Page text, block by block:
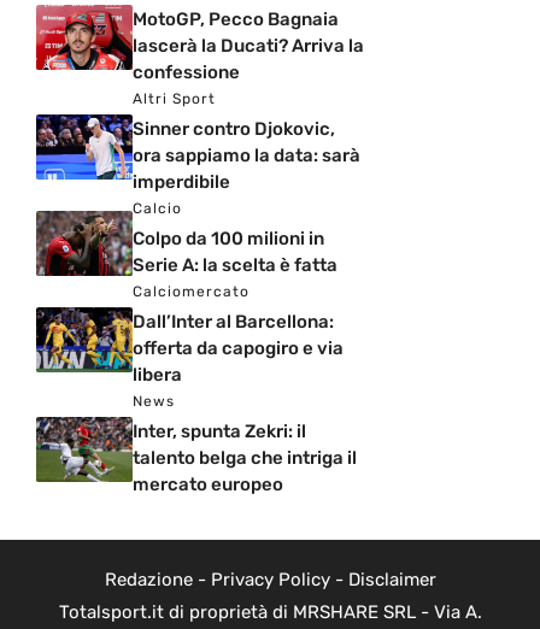
MotoGP, Pecco Bagnaia
lascerà la Ducati? Arriva la
confessione
Altri Sport
Sinner contro Djokovic,
ora sappiamo la data: sarà
imperdibile
Calcio
Colpo da 100 milioni in
Serie A: la scelta è fatta
Calciomercato
Dall’Inter al Barcellona:
offerta da capogiro e via
libera
News
Inter, spunta Zekri: il
talento belga che intriga il
mercato europeo
Redazione- Privacy Policy- Disclaimer
Totalsport.it di proprietà di MRSHARE SRL - Via A.